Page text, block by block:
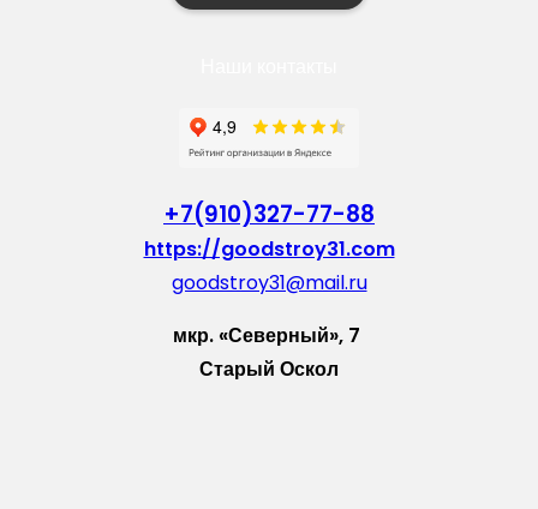
+7(910)327-77-88
https://goodstroy31.com
goodstroy31@mail.ru
мкр. «Северный», 7
Старый Оскол